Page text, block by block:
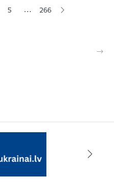
Lapa
5 … 266